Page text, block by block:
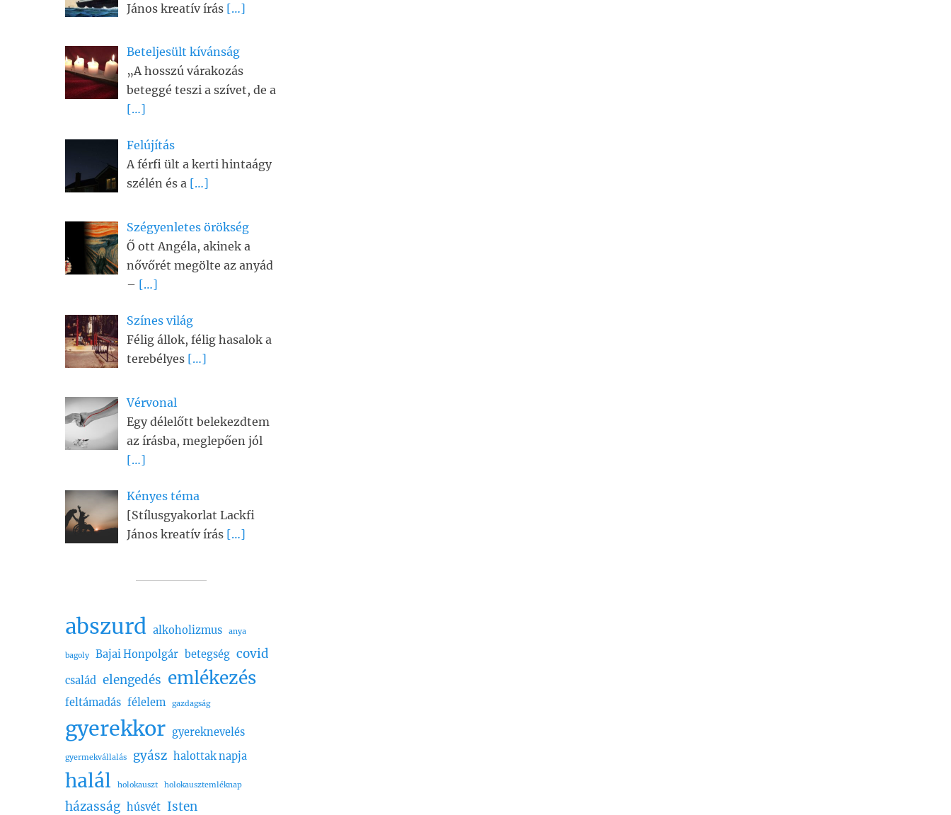
János kreatív írás […]
Beteljesült kívánság
„A hosszú várakozás
beteggé teszi a szívet, de a
[…]
Felújítás
A férfi ült a kerti hintaágy
szélén és a […]
Szégyenletes örökség
Ő ott Angéla, akinek a
nővőrét megölte az anyád
– […]
Színes világ
Félig állok, félig hasalok a
terebélyes […]
Vérvonal
Egy délelőtt belekezdtem
az írásba, meglepően jól
[…]
Kényes téma
[Stílusgyakorlat Lackfi
János kreatív írás […]
abszurd alkoholizmus anya
bagoly Bajai Honpolgár betegség covid
család elengedés emlékezés
feltámadás félelem gazdagság
gyerekkor gyereknevelés
gyermekvállalás gyász halottak napja
halál holokauszt holokausztemléknap
házasság húsvét Isten